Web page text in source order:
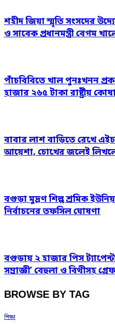
শহীদ জিয়া স্মৃতি সংসদের
ও সাবেক প্রধানমন্ত্রী বেগম
পাঁচবিবিতে খাল পুনঃখনন
হাজার ২৬৫ টাকা রাষ্ট্রীয়
বাবার লাশ বাড়িতে রেখে
আয়েশা, চোখের জলেই
বগুড়া মুদ্রণ শিল্প শ্রমিক
নির্বাচনের তফসিল ঘোষণা
বগুড়ায় ২ হাজার পিস
সম্রাজ্ঞী’ বেহুলা ও বিথীসহ
BROWSE BY TAG
শিক্ষা